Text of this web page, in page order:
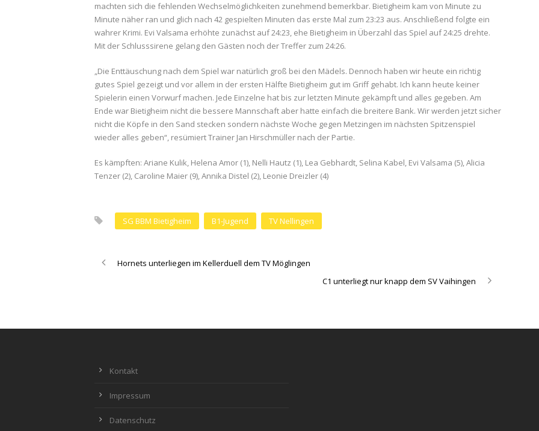
machten sich die fehlenden Wechselmöglichkeiten zunehmend bemerkbar. Bietigheim kam von Minute zu
Minute näher ran und glich nach 42 gespielten Minuten das erste Mal zum 23:23 aus. Anschließend folgte ein
wahrer Krimi. Evi Valsama erhöhte zunächst auf 24:23, ehe Bietigheim in Überzahl das Spiel auf 24:25 drehte.
Mit der Schlusssirene gelang den Gästen noch der Treffer zum 24:26.
„Die Enttäuschung nach dem Spiel war natürlich groß bei den Mädels. Dennoch haben wir heute ein richtig
gutes Spiel gezeigt und vor allem in der ersten Hälfte Bietigheim gut im Griff gehabt. Ich kann heute keiner
Spielerin einen Vorwurf machen. Jede Einzelne hat bis zur letzten Minute gekämpft und alles gegeben. Am
Ende war Bietigheim nicht die bessere Mannschaft aber hatte einfach die breitere Bank. Wir werden jetzt sicher
nicht die Köpfe in den Sand stecken sondern nächste Woche gegen Metzingen im nächsten Spitzenspiel
wieder alles geben“, resümiert Trainer Jan Hirschmüller nach der Partie.
Es kämpften: Ariane Kulik, Helena Amor (1), Nelli Hautz (1), Lea Gebhardt, Selina Kabel, Evi Valsama (5), Alicia
Tenzer (2), Caroline Maier (9), Annika Distel (2), Leonie Dreizler (4)
SG BBM Bietigheim B1-Jugend TV Nellingen
Hornets unterliegen im Kellerduell dem TV Möglingen
C1 unterliegt nur knapp dem SV Vaihingen
Kontakt
Impressum
Datenschutz